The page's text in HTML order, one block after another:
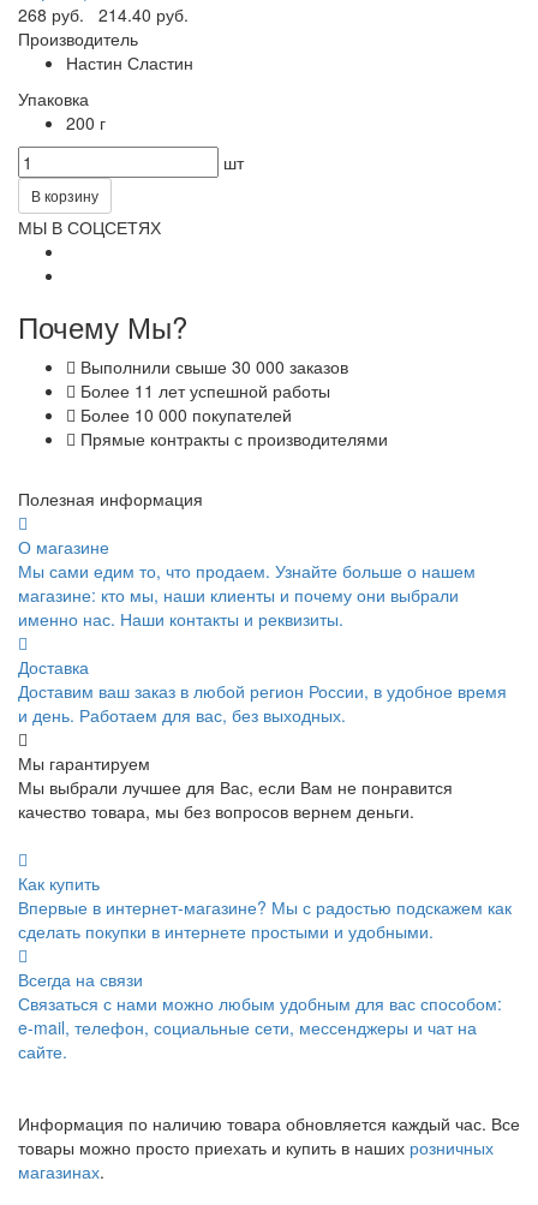
268 руб.
214.40 руб.
Производитель
Настин Сластин
Упаковка
200 г
шт
В корзину
МЫ В СОЦСЕТЯХ
Почему Мы?
Выполнили свыше 30 000 заказов
Более 11 лет успешной работы
Более 10 000 покупателей
Прямые контракты с производителями
Полезная информация
О магазине
Мы сами едим то, что продаем. Узнайте больше о нашем
магазине: кто мы, наши клиенты и почему они выбрали
именно нас. Наши контакты и реквизиты.
Доставка
Доставим ваш заказ в любой регион России, в удобное время
и день. Работаем для вас, без выходных.
Мы гарантируем
Мы выбрали лучшее для Вас, если Вам не понравится
качество товара, мы без вопросов вернем деньги.
Как купить
Впервые в интернет-магазине? Мы с радостью подскажем как
сделать покупки в интернете простыми и удобными.
Всегда на связи
Связаться с нами можно любым удобным для вас способом:
e-mail, телефон, социальные сети, мессенджеры и чат на
сайте.
Информация по наличию товара обновляется каждый час. Все
товары можно просто приехать и купить в наших розничных
магазинах.